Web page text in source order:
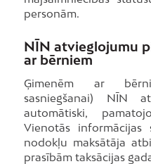
personām.
NĪN atvieglojumu
ar bērniem
Ģimenēm ar
sasniegšanai) NĪN
automātiski,
Vienotās informācijas
nodokļu maksātāja
prasībām taksācijas